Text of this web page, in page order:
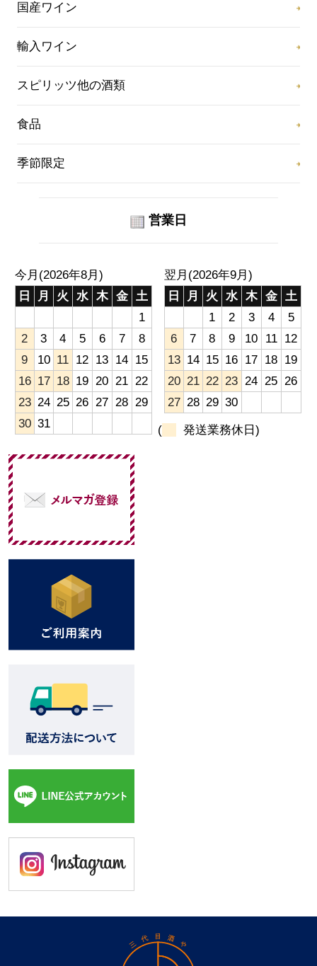
国産ワイン
輸入ワイン
スピリッツ他の酒類
食品
季節限定
営業日
今月(2026年8月)
日
月 火 水 木 金 土
1
2
3 4 5 6 7
8
9
10 11 12 13 14 15
16 17 18 19 20 21 22
23 24 25 26 27 28 29
30 31
翌月(2026年9月)
日
月 火 水 木 金
土
1
2 3 4
5
6
7 8 9 10 11
12
13 14 15 16 17 18 19
20 21 22 23 24 25 26
27 28 29 30
( 発送業務休日)